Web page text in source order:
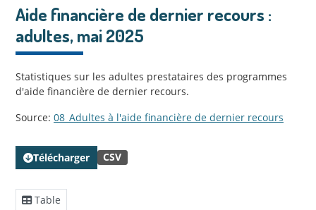
Aide financière de dernier recours :
adultes, mai 2025
Statistiques sur les adultes prestataires des programmes
d'aide financière de dernier recours.
Source: 08_Adultes à l'aide financière de dernier recours
Télécharger CSV
Table